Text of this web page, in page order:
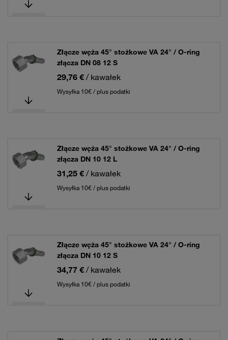
Złącze węża 45° stożkowe VA 24° / O-ring
złącza DN 08 12 S
29,76 € / kawałek
Wysyłka 10€ / plus podatki
Złącze węża 45° stożkowe VA 24° / O-ring
złącza DN 10 12 L
31,25 € / kawałek
Wysyłka 10€ / plus podatki
Złącze węża 45° stożkowe VA 24° / O-ring
złącza DN 10 12 S
34,77 € / kawałek
Wysyłka 10€ / plus podatki